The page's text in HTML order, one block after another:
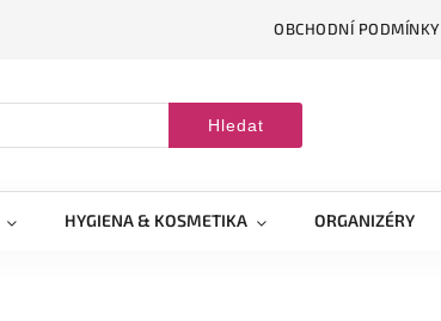
OBCHODNÍ PODMÍNKY
Hledat
HYGIENA & KOSMETIKA ORGANIZÉRY